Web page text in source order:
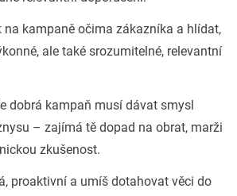
na kampaně očima zákazníka a hlídat,
ale také srozumitelné, relevantní
dobrá kampaň musí dávat smysl
– zajímá tě dopad na obrat, marži
zkušenost.
proaktivní a umíš dotahovat věci do